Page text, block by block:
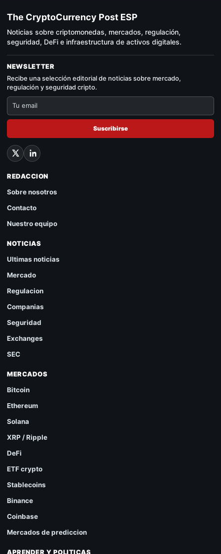
The CryptoCurrency Post ESP
Noticias sobre criptomonedas, mercados, regulación,
seguridad, DeFi e infraestructura de activos digitales.
NEWSLETTER
Recibe una selección editorial de noticias sobre mercado,
regulación y seguridad cripto.
Suscribirse
REDACCION
Sobre nosotros
Contacto
Nuestro equipo
NOTICIAS
Ultimas noticias
Mercado
Regulacion
Companias
Seguridad
Exchanges
SEC
MERCADOS
Bitcoin
Ethereum
Solana
XRP / Ripple
DeFi
ETF crypto
Stablecoins
Binance
Coinbase
Mercados de prediccion
APRENDER Y POLITICAS